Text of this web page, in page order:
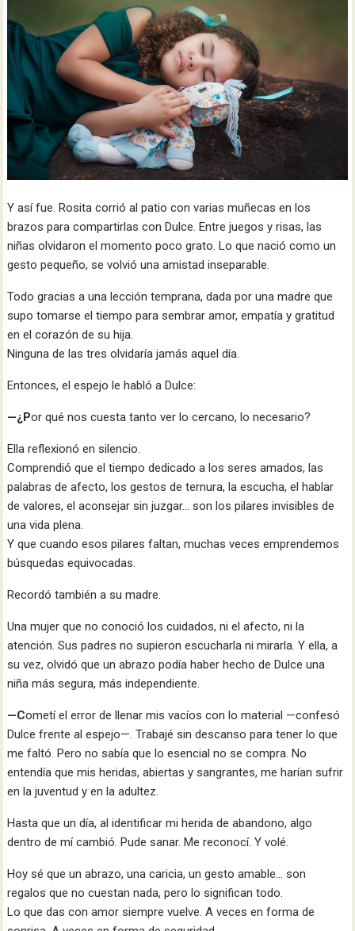
Y así fue. Rosita corrió al patio con varias muñecas en los
brazos para compartirlas con Dulce. Entre juegos y risas, las
niñas olvidaron el momento poco grato. Lo que nació como un
gesto pequeño, se volvió una amistad inseparable.
Todo gracias a una lección temprana, dada por una madre que
supo tomarse el tiempo para sembrar amor, empatía y gratitud
en el corazón de su hija.
Ninguna de las tres olvidaría jamás aquel día.
Entonces, el espejo le habló a Dulce:
—¿Por qué nos cuesta tanto ver lo cercano, lo necesario?
Ella reflexionó en silencio.
Comprendió que el tiempo dedicado a los seres amados, las
palabras de afecto, los gestos de ternura, la escucha, el hablar
de valores, el aconsejar sin juzgar… son los pilares invisibles de
una vida plena.
Y que cuando esos pilares faltan, muchas veces emprendemos
búsquedas equivocadas.
Recordó también a su madre.
Una mujer que no conoció los cuidados, ni el afecto, ni la
atención. Sus padres no supieron escucharla ni mirarla. Y ella, a
su vez, olvidó que un abrazo podía haber hecho de Dulce una
niña más segura, más independiente.
—Cometí el error de llenar mis vacíos con lo material —confesó
Dulce frente al espejo—. Trabajé sin descanso para tener lo que
me faltó. Pero no sabía que lo esencial no se compra. No
entendía que mis heridas, abiertas y sangrantes, me harían sufrir
en la juventud y en la adultez.
Hasta que un día, al identificar mi herida de abandono, algo
dentro de mí cambió. Pude sanar. Me reconocí. Y volé.
Hoy sé que un abrazo, una caricia, un gesto amable… son
regalos que no cuestan nada, pero lo significan todo.
Lo que das con amor siempre vuelve. A veces en forma de